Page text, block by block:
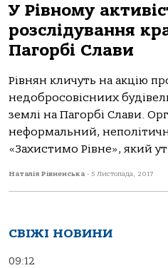
У Рівному
розслідування
Пагорбі Слави
Рівнян кличуть на акцію
недобросовісниих
землі на Пагорбі Слави.
неформальний,
«Захистимо Рівне», який
Наталія Рівненська - 5 Листопада, 2017
СВІЖІ НОВИНИ
09:12